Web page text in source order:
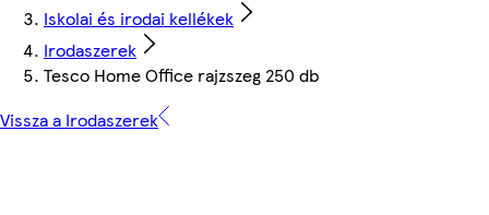
Iskolai és irodai kellékek
Irodaszerek
Tesco Home Office rajzszeg 250 db
Vissza a Irodaszerek